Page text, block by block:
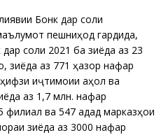
Бонк дар соли
пешниҳод гардида,
соли 2021 ба зиёда аз 23
зиёда аз 771 ҳазор нафар
иҷтимоии аҳолӣ ва
аз 1,7 млн. нафар
филиал ва 547 адад марказҳои
зиёда аз 3000 нафар